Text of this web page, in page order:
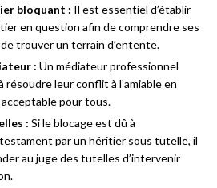
bloquant : Il est essentiel d’établir
en question afin de comprendre ses
trouver un terrain d’entente.
: Un médiateur professionnel
leur conflit à l’amiable en
pour tous.
: Si le blocage est dû à
par un héritier sous tutelle, il
au juge des tutelles d’intervenir